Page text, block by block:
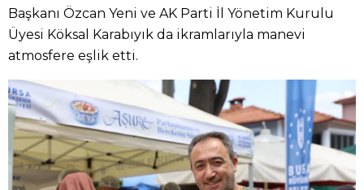
Başkanı Özcan Yeni ve AK Parti İl Yönetim Kurulu
Üyesi Köksal Karabıyık da ikramlarıyla manevi
atmosfere eşlik etti.